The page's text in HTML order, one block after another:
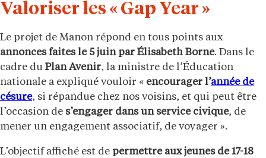
Valoriser les « Gap Year »
Le projet de Manon répond en tous points aux
annonces faites le 5 juin par Élisabeth Borne. Dans le
cadre du Plan Avenir, la ministre de l’Éducation
nationale a expliqué vouloir « encourager l’année de
césure, si répandue chez nos voisins, et qui peut être
l’occasion de s’engager dans un service civique, de
mener un engagement associatif, de voyager ».
L’objectif affiché est de permettre aux jeunes de 17-18